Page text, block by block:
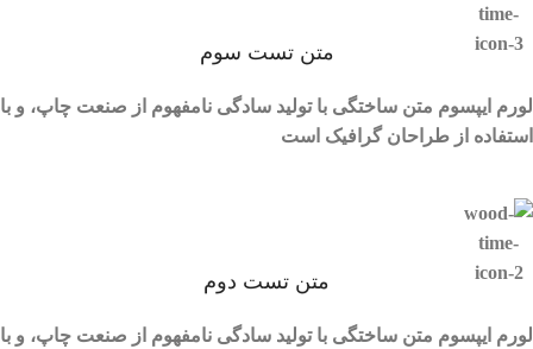
متن تست سوم
لورم ایپسوم متن ساختگی با تولید سادگی نامفهوم از صنعت چاپ، و با
استفاده از طراحان گرافیک است
متن تست دوم
لورم ایپسوم متن ساختگی با تولید سادگی نامفهوم از صنعت چاپ، و با